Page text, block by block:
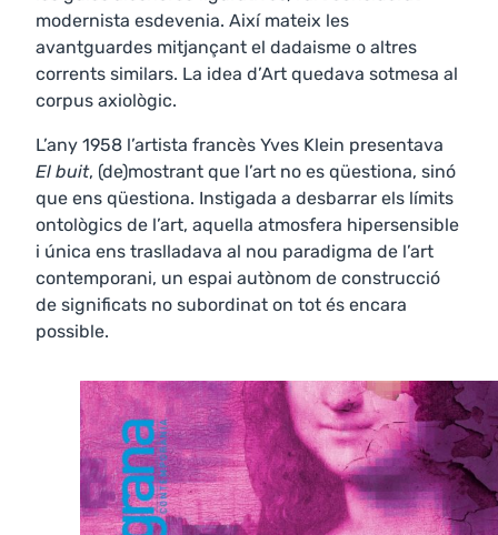
modernista esdevenia. Així mateix les
avantguardes mitjançant el dadaisme o altres
corrents similars. La idea d’Art quedava sotmesa al
corpus axiològic.
L’any 1958 l’artista francès Yves Klein presentava
El buit, (de)mostrant que l’art no es qüestiona, sinó
que ens qüestiona. Instigada a desbarrar els límits
ontològics de l’art, aquella atmosfera hipersensible
i única ens traslladava al nou paradigma de l’art
contemporani, un espai autònom de construcció
de significats no subordinat on tot és encara
possible.